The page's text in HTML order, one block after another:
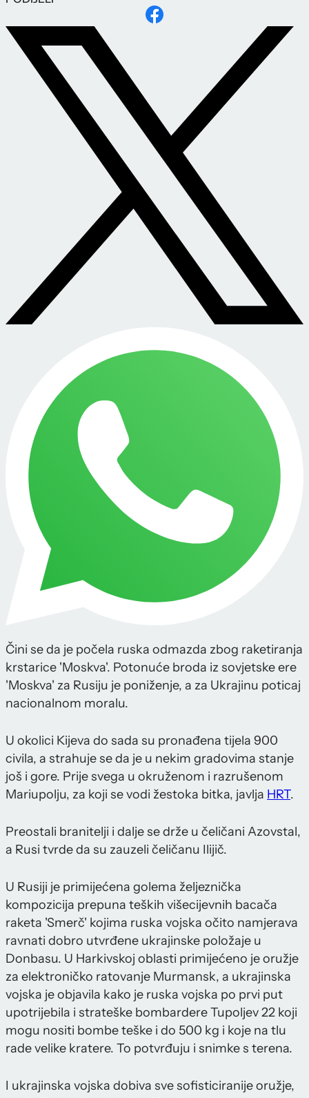
Čini se da je počela ruska odmazda zbog raketiranja
krstarice 'Moskva'. Potonuće broda iz sovjetske ere
'Moskva' za Rusiju je poniženje, a za Ukrajinu poticaj
nacionalnom moralu.
U okolici Kijeva do sada su pronađena tijela 900
civila, a strahuje se da je u nekim gradovima stanje
još i gore. Prije svega u okruženom i razrušenom
Mariupolju, za koji se vodi žestoka bitka, javlja HRT.
Preostali branitelji i dalje se drže u čeličani Azovstal,
a Rusi tvrde da su zauzeli čeličanu Ilijič.
U Rusiji je primijećena golema željeznička
kompozicija prepuna teških višecijevnih bacača
raketa 'Smerč' kojima ruska vojska očito namjerava
ravnati dobro utvrđene ukrajinske položaje u
Donbasu. U Harkivskoj oblasti primijećeno je oružje
za elektroničko ratovanje Murmansk, a ukrajinska
vojska je objavila kako je ruska vojska po prvi put
upotrijebila i strateške bombardere Tupoljev 22 koji
mogu nositi bombe teške i do 500 kg i koje na tlu
rade velike kratere. To potvrđuju i snimke s terena.
I ukrajinska vojska dobiva sve sofisticiranije oružje,